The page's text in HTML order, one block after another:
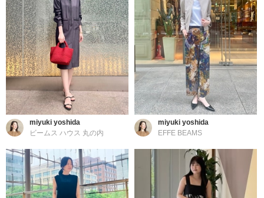
miyuki yoshida
ビームス ハウス 丸の内
miyuki yoshida
EFFE BEAMS